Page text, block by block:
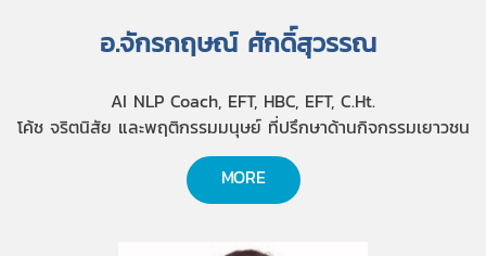
อ.จักรกฤษณ์ ศักดิ์สุวรรณ
AI NLP Coach, EFT, HBC, EFT, C.Ht.
โค้ช จริตนิสัย และพฤติกรรมมนุษย์ ที่ปรึกษาด้านกิจกรรมเยาวชน
MORE